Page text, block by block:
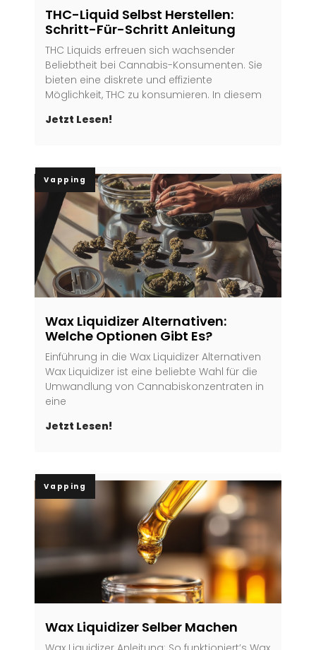
THC-Liquid Selbst Herstellen:
Schritt-Für-Schritt Anleitung
THC Liquids erfreuen sich wachsender
Beliebtheit bei Cannabis-Konsumenten. Sie
bieten eine diskrete und effiziente
Möglichkeit, THC zu konsumieren. In diesem
Jetzt Lesen!
Vapping
Wax Liquidizer Alternativen:
Welche Optionen Gibt Es?
Einführung in die Wax Liquidizer Alternativen
Wax Liquidizer ist eine beliebte Wahl für die
Umwandlung von Cannabiskonzentraten in
eine
Jetzt Lesen!
Vapping
Wax Liquidizer Selber Machen